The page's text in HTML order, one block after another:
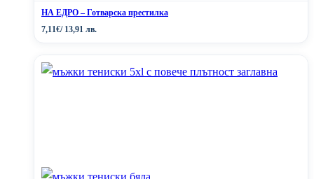
НА ЕДРО – Готварска престилка
7,11€/ 13,91 лв.